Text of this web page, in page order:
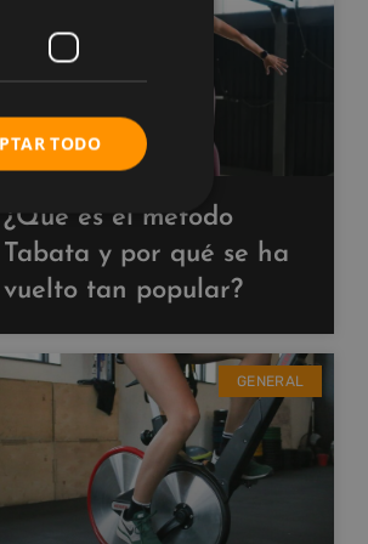
¿Qué es el método
Tabata y por qué se ha
vuelto tan popular?
GENERAL
TODO